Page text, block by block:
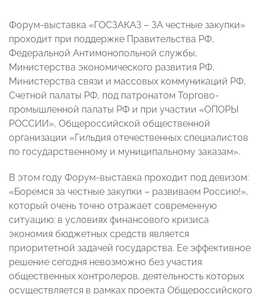
Форум-выставка «ГОСЗАКАЗ – ЗА честные закупки»
проходит при поддержке Правительства РФ,
Федеральной Антимонопольной службы,
Министерства экономического развития РФ,
Министерства связи и массовых коммуникаций РФ,
Счетной палаты РФ, под патронатом Торгово-
промышленной палаты РФ и при участии «ОПОРЫ
РОССИИ», Общероссийской общественной
организации «Гильдия отечественных специалистов
по государственному и муниципальному заказам».
В этом году Форум-выставка проходит под девизом:
«Боремся за честные закупки – развиваем Россию!»,
который очень точно отражает современную
ситуацию: в условиях финансового кризиса
экономия бюджетных средств является
приоритетной задачей государства. Ее эффективное
решение сегодня невозможно без участия
общественных контролеров, деятельность которых
осуществляется в рамках проекта Общероссийского